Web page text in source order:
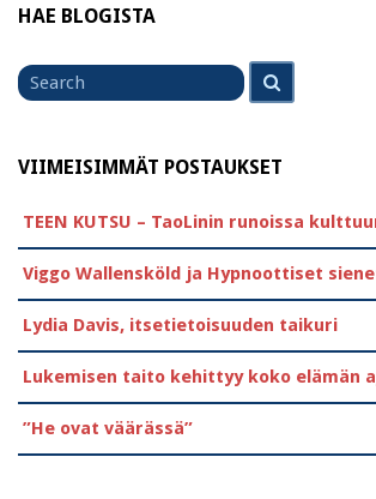
HAE BLOGISTA
Search
for
VIIMEISIMMÄT POSTAUKSET
TEEN KUTSU – TaoLinin runoissa
Viggo Wallensköld ja Hypnoottiset
Lydia Davis, itsetietoisuuden taikuri
Lukemisen taito kehittyy koko elämän
”He ovat väärässä”